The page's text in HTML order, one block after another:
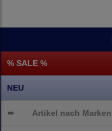
% SALE %
NEU
➨ Artikel nach Marken